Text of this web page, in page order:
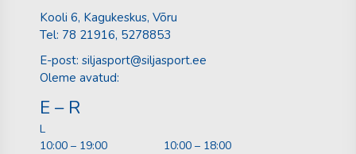
Kooli 6, Kagukeskus, Võru
Tel: 78 21916, 5278853
E-post: siljasport@siljasport.ee
Oleme avatud:
E – R
L
10:00 – 19:00
10:00 – 18:00